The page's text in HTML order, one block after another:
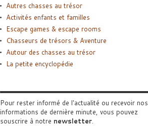
Autres chasses au trésor
Activités enfants et familles
Escape games & escape rooms
Chasseurs de trésors & Aventure
Autour des chasses au trésor
La petite encyclopédie
Pour rester informé de l'actualité ou recevoir nos
informations de dernière minute, vous pouvez
souscrire à notre newsletter.